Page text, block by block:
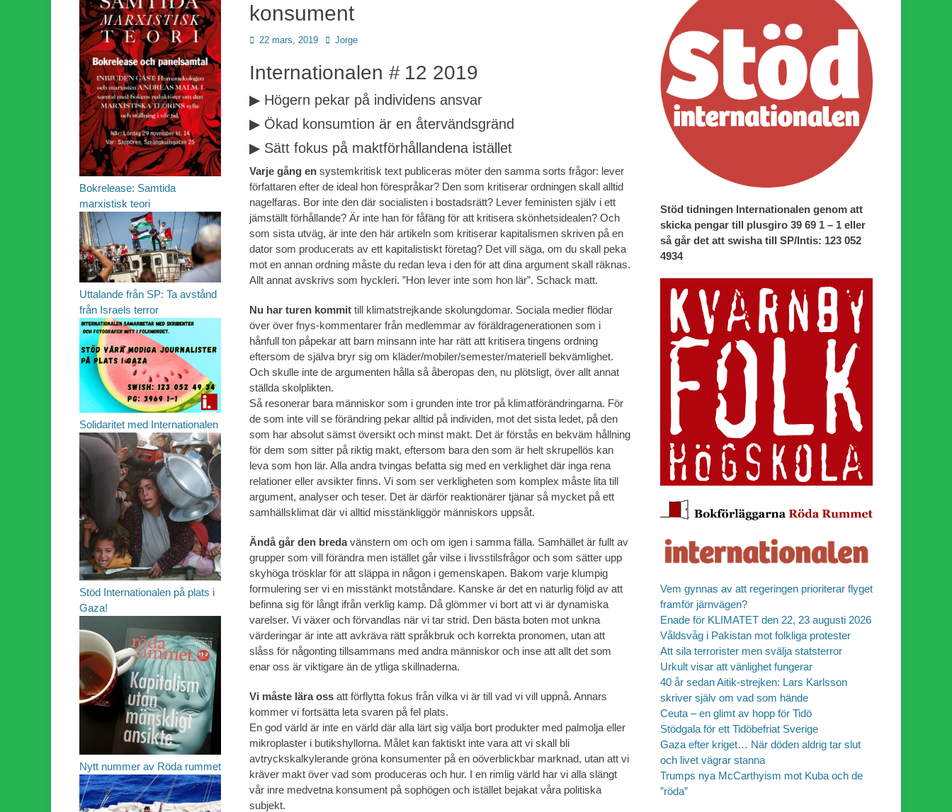
konsument
Publicerad
22 mars, 2019 Författare
Jorge
Internationalen # 12 2019
▶ Högern pekar på individens ansvar
▶ Ökad konsumtion är en återvändsgränd
▶ Sätt fokus på maktförhållandena istället
Varje gång en systemkritisk text publiceras möter den samma sorts frågor: lever
författaren efter de ideal hon förespråkar? Den som kritiserar ordningen skall alltid
nagelfaras. Bor inte den där socialisten i bostadsrätt? Lever feministen själv i ett
jämställt förhållande? Är inte han för fåfäng för att kritisera skönhetsidealen? Och
som sista utväg, är inte den här artikeln som kritiserar kapitalismen skriven på en
dator som producerats av ett kapitalistiskt företag? Det vill säga, om du skall peka
mot en annan ordning måste du redan leva i den för att dina argument skall räknas.
Allt annat avskrivs som hyckleri. ”Hon lever inte som hon lär”. Schack matt.
Nu har turen kommit till klimatstrejkande skolungdomar. Sociala medier flödar
över över fnys-kommentarer från medlemmar av föräldragenerationen som i
hånfull ton påpekar att barn minsann inte har rätt att kritisera tingens ordning
eftersom de själva bryr sig om kläder/mobiler/semester/materiell bekvämlighet.
Och skulle inte de argumenten hålla så åberopas den, nu plötsligt, över allt annat
ställda skolplikten.
Så resonerar bara människor som i grunden inte tror på klimatförändringarna. För
de som inte vill se förändring pekar alltid på individen, mot det sista ledet, på den
som har absolut sämst översikt och minst makt. Det är förstås en bekväm hållning
för dem som sitter på riktig makt, eftersom bara den som är helt skrupellös kan
leva som hon lär. Alla andra tvingas befatta sig med en verklighet där inga rena
relationer eller avsikter finns. Vi som ser verkligheten som komplex måste lita till
argument, analyser och teser. Det är därför reaktionärer tjänar så mycket på ett
samhällsklimat där vi alltid misstänkliggör människors uppsåt.
Ändå går den bredavänstern om och om igen i samma fälla. Samhället är fullt av
grupper som vill förändra men istället går vilse i livsstilsfrågor och som sätter upp
skyhöga trösklar för att släppa in någon i gemenskapen. Bakom varje klumpig
formulering ser vi en misstänkt motståndare. Kanske är det en naturlig följd av att
befinna sig för långt ifrån verklig kamp. Då glömmer vi bort att vi är dynamiska
varelser. Vi växer och förvandlas när vi tar strid. Den bästa boten mot unkna
värderingar är inte att avkräva rätt språkbruk och korrekta pronomen, utan att
slåss för någonting tillsammans med andra människor och inse att allt det som
enar oss är viktigare än de ytliga skillnaderna.
Vi måste lära oss att förflytta fokus från vilka vi är till vad vi vill uppnå. Annars
kommer vi fortsätta leta svaren på fel plats.
En god värld är inte en värld där alla lärt sig välja bort produkter med palmolja eller
mikroplaster i butikshyllorna. Målet kan faktiskt inte vara att vi skall bli
avtryckskalkylerande gröna konsumenter på en oöverblickbar marknad, utan att vi
kräver makt över vad som produceras och hur. I en rimlig värld har vi alla slängt
vår inre medvetna konsument på sophögen och istället bejakat våra politiska
subjekt.
Stöd tidningen Internationalen genom att
skicka pengar till plusgiro 39 69 1 – 1 eller
så går det att swisha till SP/Intis: 123 052
4934
Vem gynnas av att regeringen prioriterar flyget
framför järnvägen?
Enade för KLIMATET den 22, 23 augusti 2026
Våldsvåg i Pakistan mot folkliga protester
Att sila terrorister men svälja statsterror
Urkult visar att vänlighet fungerar
40 år sedan Aitik-strejken: Lars Karlsson
skriver själv om vad som hände
Ceuta – en glimt av hopp för Tidö
Stödgala för ett Tidöbefriat Sverige
Gaza efter kriget… När döden aldrig tar slut
och livet vägrar stanna
Trumps nya McCarthyism mot Kuba och de
”röda”
Bokrelease: Samtida
marxistisk teori
Uttalande från SP: Ta avstånd
från Israels terror
Solidaritet med Internationalen
Stöd Internationalen på plats i
Gaza!
Nytt nummer av Röda rummet